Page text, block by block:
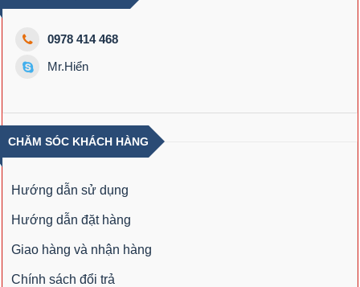
0978 414 468
Mr.Hiển
CHĂM SÓC KHÁCH HÀNG
Hướng dẫn sử dụng
Hướng dẫn đặt hàng
Giao hàng và nhận hàng
Chính sách đổi trả